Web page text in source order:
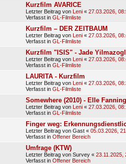
Kurzfilm AVARICE
Letzter Beitrag von Leni « 27.03.2026,
Verfasst in GL-Filmliste
Kurzfilm – DER ZEITBAUM
Letzter Beitrag von Leni « 27.03.2026,
Verfasst in GL-Filmliste
Kurzfilm "ISIS" - Jade
Letzter Beitrag von Leni « 27.03.2026,
Verfasst in GL-Filmliste
LAURITA - Kurzfilm
Letzter Beitrag von Leni « 27.03.2026,
Verfasst in GL-Filmliste
Somewhere (2010) - Elle Fanning
Letzter Beitrag von Leni « 27.03.2026,
Verfasst in GL-Filmliste
Finger weg:
Letzter Beitrag von Gast « 05.03.2026,
Verfasst in Offener Bereich
Umfrage (KTW)
Letzter Beitrag von Survey « 23.11.2025,
Verfasst in Offener Bereich